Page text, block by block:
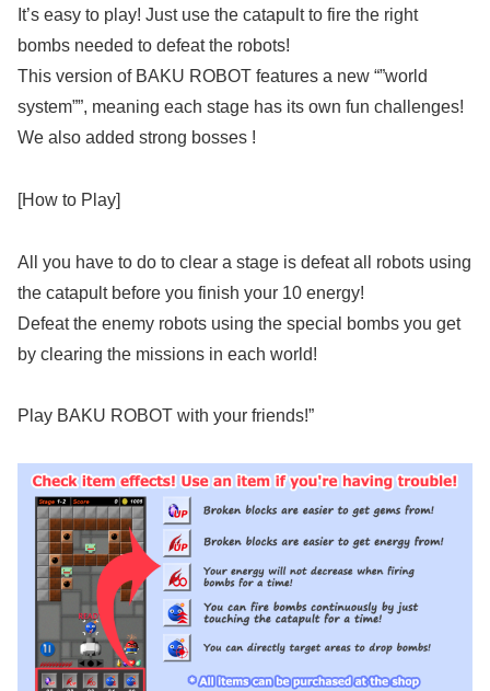
It’s easy to play! Just use the catapult to fire the right
bombs needed to defeat the robots!
This version of BAKU ROBOT features a new “”world
system””, meaning each stage has its own fun challenges!
We also added strong bosses !
[How to Play]
All you have to do to clear a stage is defeat all robots using
the catapult before you finish your 10 energy!
Defeat the enemy robots using the special bombs you get
by clearing the missions in each world!
Play BAKU ROBOT with your friends!”